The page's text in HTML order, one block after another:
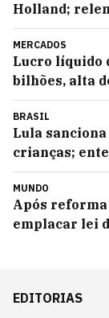
Holland;
MERCADOS
Lucro líquido
bilhões, alta
BRASIL
Lula
crianças;
MUNDO
Após
emplacar lei
EDITORIAS